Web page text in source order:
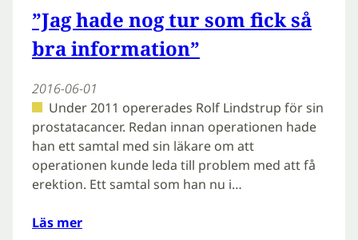
”Jag hade nog tur som fick så
bra information”
2016-06-01
Under 2011 opererades Rolf Lindstrup för sin
prostatacancer. Redan innan operationen hade
han ett samtal med sin läkare om att
operationen kunde leda till problem med att få
erektion. Ett samtal som han nu i…
Läs mer